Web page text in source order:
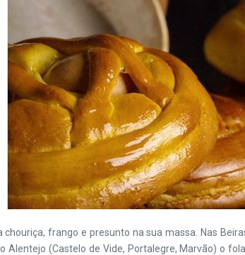
frango e presunto na sua massa. Nas
Alentejo (Castelo de Vide, Portalegre, Marvão) o